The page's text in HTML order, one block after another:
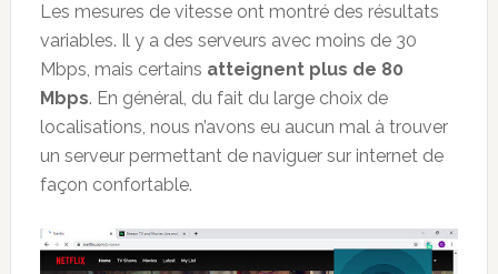
Les mesures de vitesse ont montré des résultats
variables. Il y a des serveurs avec moins de 30
Mbps, mais certains atteignent plus de 80
Mbps. En général, du fait du large choix de
localisations, nous n’avons eu aucun mal à trouver
un serveur permettant de naviguer sur internet de
façon confortable.